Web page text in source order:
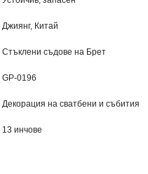
Джиянг, Китай
Стъклени съдове на Брет
GP-0196
Декорация на сватбени и събития
13 инчове